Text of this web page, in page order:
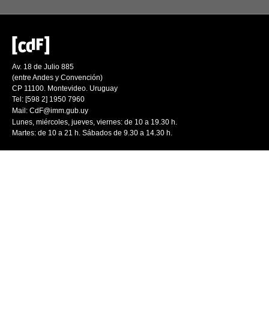
Av. 18 de Julio 885
(entre Andes y Convención)
CP 11100. Montevideo. Uruguay
Tel: [598 2] 1950 7960
Mail: CdF@imm.gub.uy
Lunes, miércoles, jueves, viernes: de 10 a 19.30 h.
Martes: de 10 a 21 h. Sábados de 9.30 a 14.30 h.